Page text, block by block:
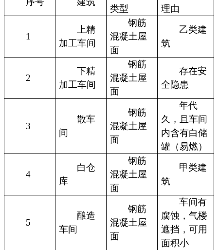
类型
理由
1
上精
加工车间
钢筋
混凝土屋
面
乙类建
筑
2
下精
加工车间
钢筋
混凝土屋
面
存在安
全隐患
3
散车
间
钢筋
混凝土屋
面
年代
久，且车间
内含有白储
罐（易燃）
4
白仓
库
钢筋
混凝土屋
面
甲类建
筑
5
酿造
车间
钢筋
混凝土屋
面
车间有
腐蚀，气楼
遮挡，可用
面积小